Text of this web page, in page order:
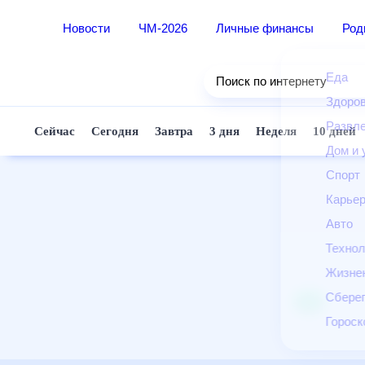
Новости ЧМ-2026 Личные финансы
Еда
Дом
Спорт
Авто
Поиск по интернету
Сейчас Сегодня Завтра 3 дня Неделя 10